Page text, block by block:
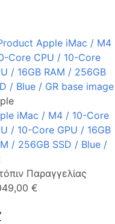
iMac / M4 / 10-Core
/ 10-Core GPU / 16GB
/ 256GB SSD / Blue /
Παραγγελίας
€